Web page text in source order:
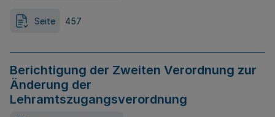
Seite 457
Berichtigung der Zweiten Verordnung zur
Änderung der
Lehramtszugangsverordnung